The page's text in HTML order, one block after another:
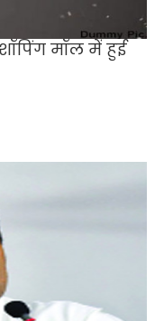
मॉल में हुई